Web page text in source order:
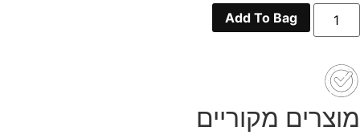
כמות
GRAY
CHARACTER
CHECK
TOILETRY
BRICK
Add To Bag
מוצרים מקוריים